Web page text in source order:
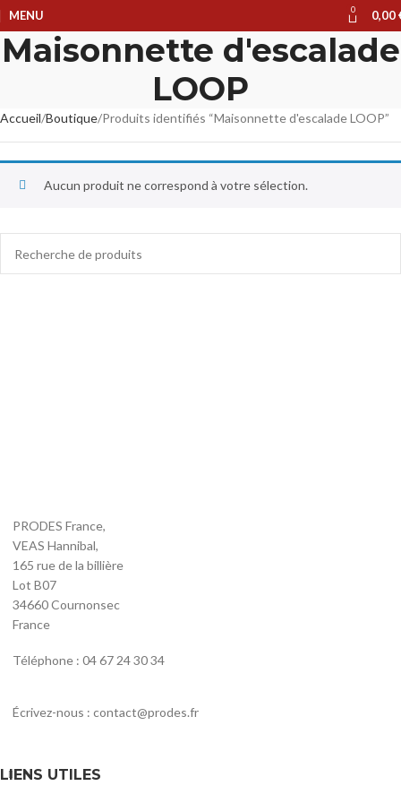
MENU 0 0,00
Maisonnette d'escalade
LOOP
Accueil Boutique Produits identifiés “Maisonnette d'escalade LOOP”
Aucun produit ne correspond à votre sélection.
PRODES France,
VEAS Hannibal,
165 rue de la billière
Lot B07
34660 Cournonsec
France
Téléphone : 04 67 24 30 34
Écrivez-nous : contact@prodes.fr
LIENS UTILES